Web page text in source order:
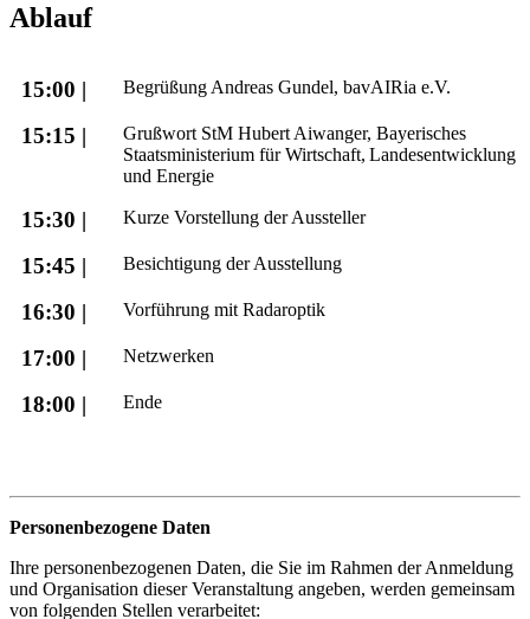
Ablauf
15:00 | Begrüßung Andreas Gundel, bavAIRia e.V.
15:15 |
Grußwort StM Hubert Aiwanger, Bayerisches
Staatsministerium für Wirtschaft, Landesentwicklung
und Energie
15:30 | Kurze Vorstellung der Aussteller
15:45 | Besichtigung der Ausstellung
16:30 | Vorführung mit Radaroptik
17:00 | Netzwerken
18:00 | Ende
Personenbezogene Daten
Ihre personenbezogenen Daten, die Sie im Rahmen der Anmeldung
und Organisation dieser Veranstaltung angeben, werden gemeinsam
von folgenden Stellen verarbeitet: